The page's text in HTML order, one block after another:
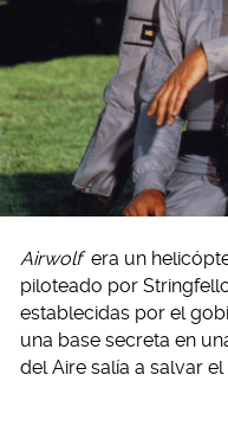
Airwolfera un
piloteado por
establecidas por el
una base secreta en
del Aire salía a salvar el